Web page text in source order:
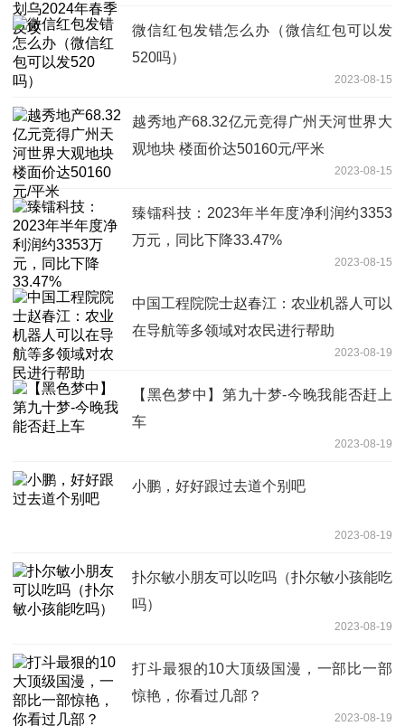
微信红包发错怎么办（微信红包可以发
520吗）
2023-08-15
越秀地产68.32亿元竞得广州天河世界大
观地块 楼面价达50160元/平米
2023-08-15
臻镭科技：2023年半年度净利润约3353
万元，同比下降33.47%
2023-08-15
中国工程院院士赵春江：农业机器人可以
在导航等多领域对农民进行帮助
2023-08-19
【黑色梦中】第九十梦-今晚我能否赶上
车
2023-08-19
小鹏，好好跟过去道个别吧
2023-08-19
扑尔敏小朋友可以吃吗（扑尔敏小孩能吃
吗）
2023-08-19
打斗最狠的10大顶级国漫，一部比一部
惊艳，你看过几部？
2023-08-19